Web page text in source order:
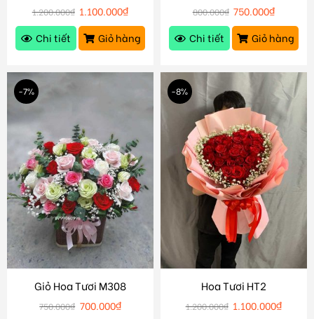
1.200.000₫ 1.100.000₫
Chi tiết
Giỏ hàng
800.000₫ 750.000₫
Chi tiết
Giỏ hàng
-7%
Giỏ Hoa Tươi M308
750.000₫ 700.000₫
-8%
Hoa Tươi HT2
1.200.000₫ 1.100.000₫